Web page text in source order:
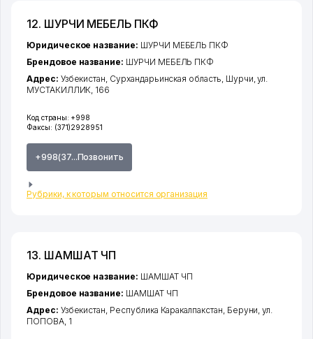
12. ШУРЧИ МЕБЕЛЬ ПКФ
Код страны: +998
Факсы: (371)2928951
+998(37...Позвонить
Рубрики, к которым относится организация
Юридическое название: ШУРЧИ МЕБЕЛЬ ПКФ
Брендовое название: ШУРЧИ МЕБЕЛЬ ПКФ
Адрес: Узбекистан, Сурхандарьинская область, Шурчи,ул.
МУСТАКИЛЛИК, 166
13. ШАМШАТ ЧП
Юридическое название: ШАМШАТ ЧП
Брендовое название: ШАМШАТ ЧП
Адрес: Узбекистан, Республика Каракалпакстан Беруни ,ул.
ПОПОВА, 1